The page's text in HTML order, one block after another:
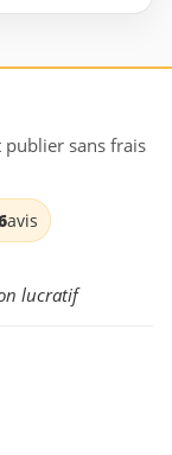
sans frais
avis
lucratif